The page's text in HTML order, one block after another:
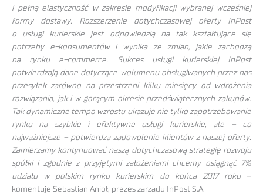
i pełną elastyczność w zakresie modyfikacji wybranej wcześniej
formy dostawy. Rozszerzenie dotychczasowej oferty InPost
o usługi kurierskie jest odpowiedzią na tak kształtujące się
potrzeby e-konsumentów i wynika ze zmian, jakie zachodzą
na rynku e-commerce. Sukces usługi kurierskiej InPost
potwierdzają dane dotyczące wolumenu obsługiwanych przez nas
przesyłek zarówno na przestrzeni kilku miesięcy od wdrożenia
rozwiązania, jak i w gorącym okresie przedświątecznych zakupów.
Tak dynamiczne tempo wzrostu ukazuje nie tylko zapotrzebowanie
rynku na szybkie i efektywne usługi kurierskie, ale – co
najważniejsze – potwierdza zadowolenie klientów z naszej oferty.
Zamierzamy kontynuować naszą dotychczasową strategię rozwoju
spółki i zgodnie z przyjętymi założeniami chcemy osiągnąć 7%
udziału w polskim rynku kurierskim do końca 2017 roku–
komentuje Sebastian Anioł, prezes zarządu InPost S.A.